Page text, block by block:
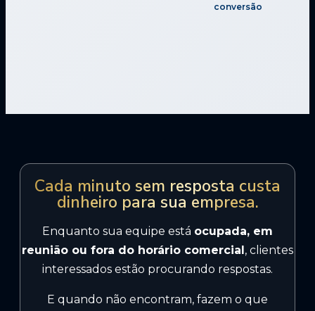
conversão
Cada minuto sem resposta custa
dinheiro para sua empresa.
Enquanto sua equipe está ocupada, em
reunião ou fora do horário comercial, clientes
interessados estão procurando respostas.
E quando não encontram, fazem o que